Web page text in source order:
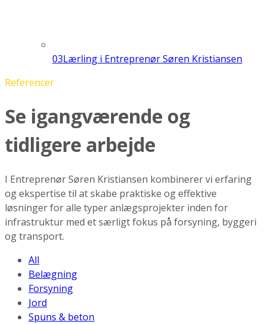
03Lærling i Entreprenør Søren Kristiansen
Referencer
Se igangværende og
tidligere arbejde
I Entreprenør Søren Kristiansen kombinerer vi erfaring
og ekspertise til at skabe praktiske og effektive
løsninger for alle typer anlægsprojekter inden for
infrastruktur med et særligt fokus på forsyning, byggeri
og transport.
All
Belægning
Forsyning
Jord
Spuns & beton